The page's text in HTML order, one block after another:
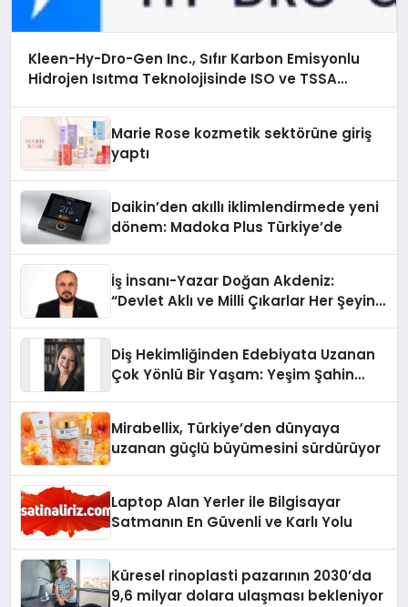
Kleen-Hy-Dro-Gen Inc., Sıfır Karbon Emisyonlu
Hidrojen Isıtma Teknolojisinde ISO ve TSSA
Marie Rose kozmetik sektörüne giriş
yaptı
Daikin’den akıllı iklimlendirmede yeni
dönem: Madoka Plus Türkiye’de
İş İnsanı-Yazar Doğan Akdeniz:
“Devlet Aklı ve Milli Çıkarlar Her Şeyin
Diş Hekimliğinden Edebiyata Uzanan
Çok Yönlü Bir Yaşam: Yeşim Şahin
Mirabellix, Türkiye’den dünyaya
uzanan güçlü büyümesini sürdürüyor
Laptop Alan Yerler ile Bilgisayar
Satmanın En Güvenli ve Karlı Yolu
Küresel rinoplasti pazarının 2030’da
9,6 milyar dolara ulaşması bekleniyor